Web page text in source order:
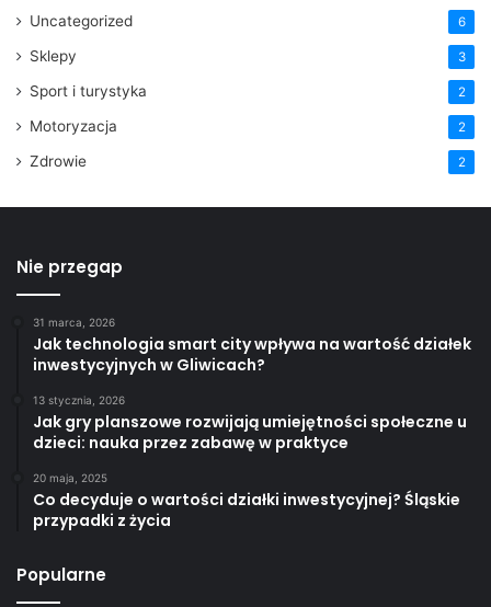
Uncategorized 6
Sklepy 3
Sport i turystyka 2
Motoryzacja 2
Zdrowie 2
Nie przegap
31 marca, 2026
Jak technologia smart city wpływa na wartość działek
inwestycyjnych w Gliwicach?
13 stycznia, 2026
Jak gry planszowe rozwijają umiejętności społeczne u
dzieci: nauka przez zabawę w praktyce
20 maja, 2025
Co decyduje o wartości działki inwestycyjnej? Śląskie
przypadki z życia
Popularne